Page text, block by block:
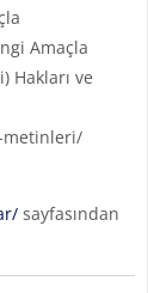
Amaçla
Hakları ve
metinleri/
sayfasından